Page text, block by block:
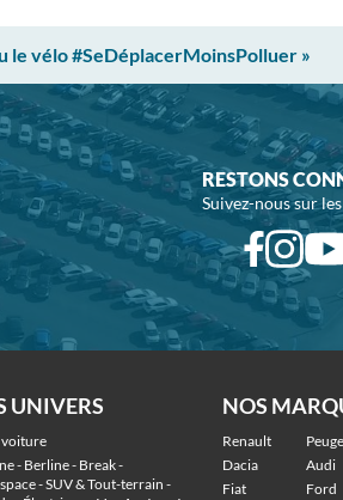
le vélo #SeDéplacerMoinsPolluer »
RESTONS
Suivez-nous sur
UNIVERS
- Berline - Break -
- SUV & Tout-terrain -
NOS
Renault
Dacia
Audi
Fiat
Ford